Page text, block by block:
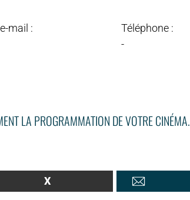
mail :
Téléphone :
-
LA PROGRAMMATION DE VOTRE CINÉMA.
X